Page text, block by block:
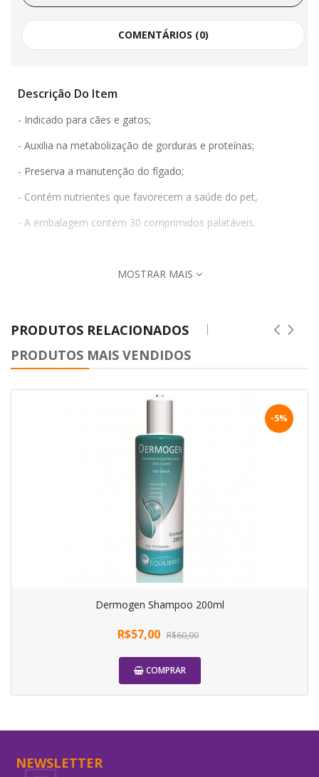
COMENTÁRIOS (0)
Descrição Do Item
- Indicado para cães e gatos;
- Auxilia na metabolização de gorduras e proteínas;
- Preserva a manutenção do fígado;
- Contém nutrientes que favorecem a saúde do pet,
- A embalagem contém 30 comprimidos palatáveis.
MOSTRAR MAIS
PRODUTOS RELACIONADOS
PRODUTOS MAIS VENDIDOS
-5%
Dermogen Shampoo 200ml
R$57,00 R$60,00
COMPRAR
-5%
NEWSLETTER